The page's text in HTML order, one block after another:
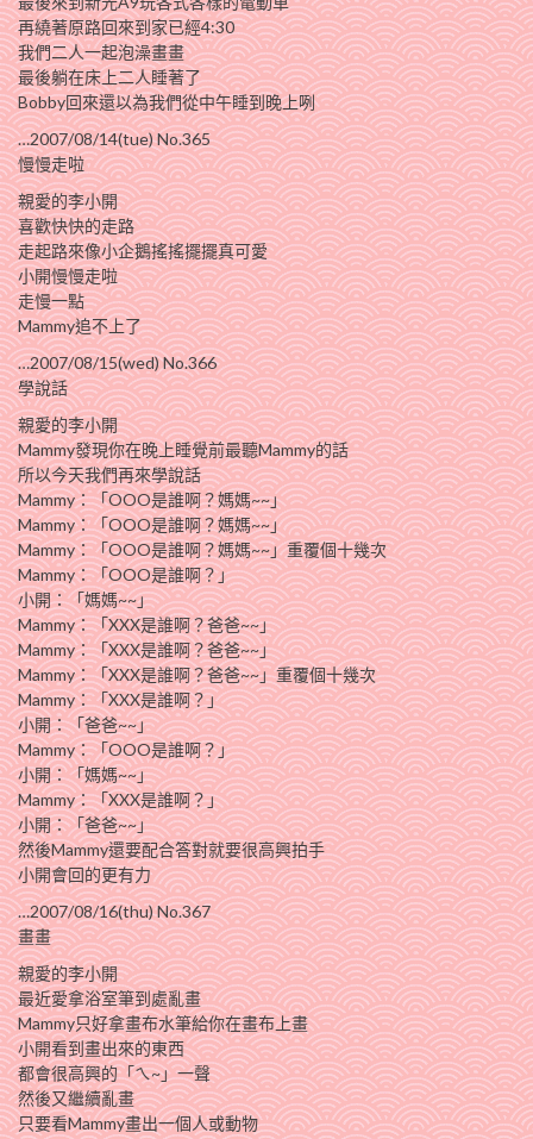
再繞著原路回來到家已經4:30
我們二人一起泡澡畫畫
最後躺在床上二人睡著了
Bobby回來還以為我們從中午睡到晚上咧
…2007/08/14(tue) No.365
慢慢走啦
親愛的李小開
喜歡快快的走路
走起路來像小企鵝搖搖擺擺真可愛
小開慢慢走啦
走慢一點
Mammy追不上了
…2007/08/15(wed) No.366
學說話
親愛的李小開
Mammy發現你在晚上睡覺前最聽Mammy的話
所以今天我們再來學說話
Mammy：「OOO是誰啊？媽媽~~」
Mammy：「OOO是誰啊？媽媽~~」
Mammy：「OOO是誰啊？媽媽~~」重覆個十幾次
Mammy：「OOO是誰啊？」
小開：「媽媽~~」
Mammy：「XXX是誰啊？爸爸~~」
Mammy：「XXX是誰啊？爸爸~~」
Mammy：「XXX是誰啊？爸爸~~」重覆個十幾次
Mammy：「XXX是誰啊？」
小開：「爸爸~~」
Mammy：「OOO是誰啊？」
小開：「媽媽~~」
Mammy：「XXX是誰啊？」
小開：「爸爸~~」
然後Mammy還要配合答對就要很高興拍手
小開會回的更有力
…2007/08/16(thu) No.367
畫畫
親愛的李小開
最近愛拿浴室筆到處亂畫
Mammy只好拿畫布水筆給你在畫布上畫
小開看到畫出來的東西
都會很高興的「ㄟ~」一聲
然後又繼續亂畫
只要看Mammy畫出一個人或動物